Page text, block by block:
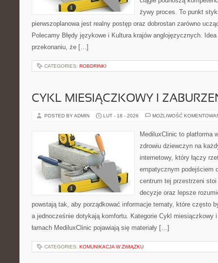
żywy proces. To punkt
pierwszoplanowa jest realny postęp oraz dobrostan zarówno
Polecamy Błędy językowe i Kultura krajów anglojęzycznych.
przekonaniu, że […]
CATEGORIES: ROBDRINKI
CYKL MIESIĄCZKOWY I
POSTED BY ADMIN LUT - 18 - 2026 MOŻLIWOŚĆ
MediluxClinic to platforma
zdrowiu dziewczyn na
internetowy, który łączy
empatycznym podejściem
centrum tej przestrzeni
decyzje oraz lepsze
powstają tak, aby porządkować informacje tematy, które często
a jednocześnie dotykają komfortu. Kategorie Cykl miesiączkowy
łamach MediluxClinic pojawiają się materiały […]
CATEGORIES: KOMUNIKACJA W ZWIĄZKU